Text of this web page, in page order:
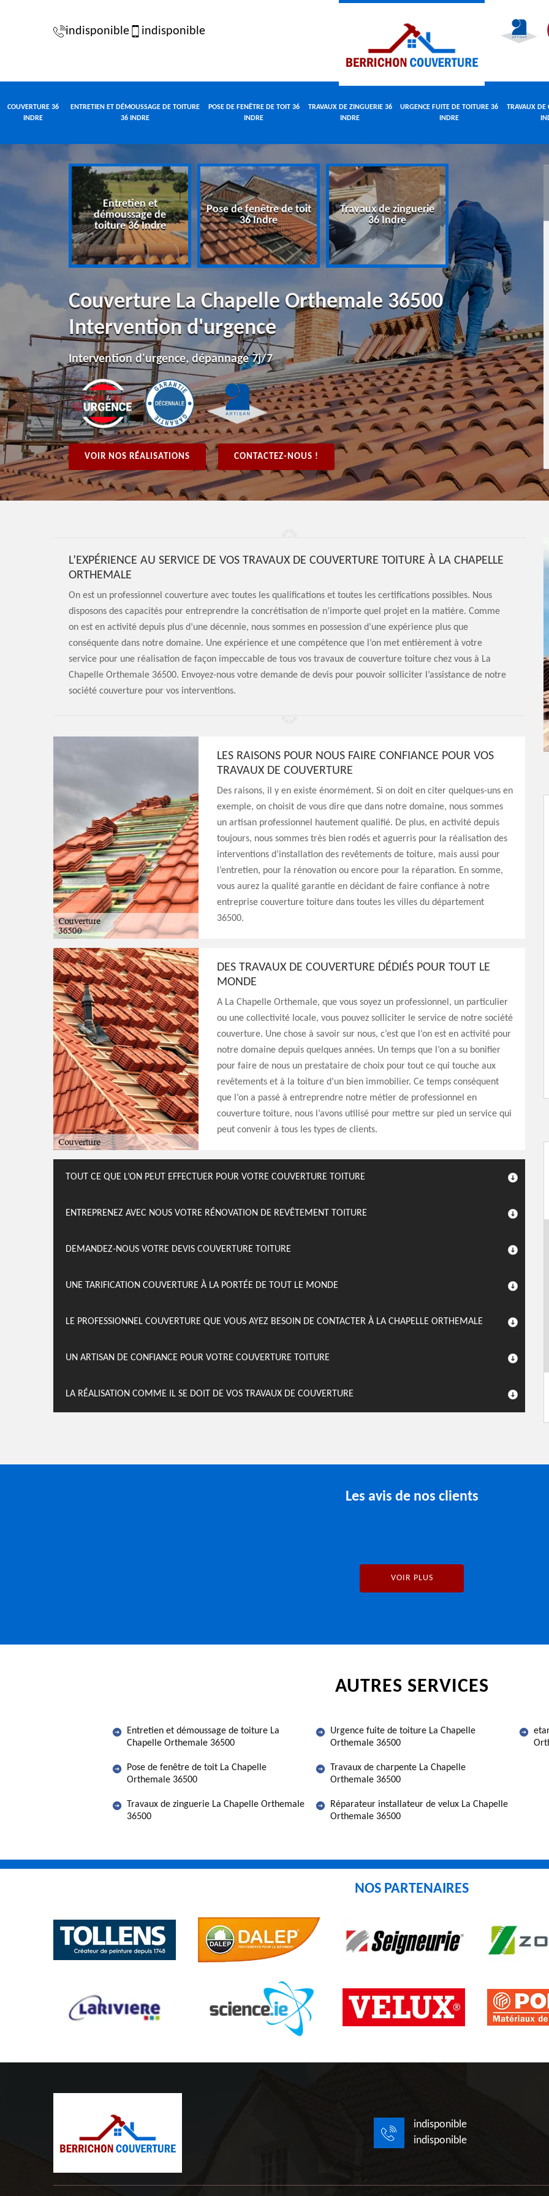
indisponible indisponible
COUVERTURE 36
INDRE
ENTRETIEN ET DÉMOUSSAGE DE TOITURE
36 INDRE
POSE DE FENÊTRE DE TOIT 36
INDRE
TRAVAUX DE ZINGUERIE 36
INDRE
URGENCE FUITE DE TOITURE 36
INDRE
TRAVAUX DE
Entretien et
démoussage de
toiture 36 Indre
Pose de fenêtre de toit
36 Indre
Travaux de zinguerie
36 Indre
Urgence fuite de
toiture 36
Couverture La Chapelle Orthemale 36500
Intervention d'urgence
Intervention d'urgence, dépannage 7j/7
VOIR NOS RÉALISATIONS CONTACTEZ-NOUS !
L’EXPÉRIENCE AU SERVICE DE VOS TRAVAUX DE COUVERTURE TOITURE À LA CHAPELLE
ORTHEMALE
On est un professionnel couverture avec toutes les qualifications et toutes les certifications possibles. Nous
disposons des capacités pour entreprendre la concrétisation de n’importe quel projet en la matière. Comme
on est en activité depuis plus d’une décennie, nous sommes en possession d’une expérience plus que
conséquente dans notre domaine. Une expérience et une compétence que l’on met entièrement à votre
service pour une réalisation de façon impeccable de tous vos travaux de couverture toiture chez vous à La
Chapelle Orthemale 36500. Envoyez-nous votre demande de devis pour pouvoir solliciter l’assistance de notre
société couverture pour vos interventions.
LES RAISONS POUR NOUS FAIRE CONFIANCE POUR VOS
TRAVAUX DE COUVERTURE
Des raisons, il y en existe énormément. Si on doit en citer quelques-uns en
exemple, on choisit de vous dire que dans notre domaine, nous sommes
un artisan professionnel hautement qualifié. De plus, en activité depuis
toujours, nous sommes très bien rodés et aguerris pour la réalisation des
interventions d’installation des revêtements de toiture, mais aussi pour
l’entretien, pour la rénovation ou encore pour la réparation. En somme,
vous aurez la qualité garantie en décidant de faire confiance à notre
entreprise couverture toiture dans toutes les villes du département
36500.
DES TRAVAUX DE COUVERTURE DÉDIÉS POUR TOUT LE
MONDE
A La Chapelle Orthemale, que vous soyez un professionnel, un particulier
ou une collectivité locale, vous pouvez solliciter le service de notre société
couverture. Une chose à savoir sur nous, c’est que l’on est en activité pour
notre domaine depuis quelques années. Un temps que l’on a su bonifier
pour faire de nous un prestataire de choix pour tout ce qui touche aux
revêtements et à la toiture d’un bien immobilier. Ce temps conséquent
que l’on a passé à entreprendre notre métier de professionnel en
couverture toiture, nous l’avons utilisé pour mettre sur pied un service qui
peut convenir à tous les types de clients.
TOUT CE QUE L’ON PEUT EFFECTUER POUR VOTRE COUVERTURE TOITURE
ENTREPRENEZ AVEC NOUS VOTRE RÉNOVATION DE REVÊTEMENT TOITURE
DEMANDEZ-NOUS VOTRE DEVIS COUVERTURE TOITURE
UNE TARIFICATION COUVERTURE À LA PORTÉE DE TOUT LE MONDE
LE PROFESSIONNEL COUVERTURE QUE VOUS AYEZ BESOIN DE CONTACTER À LA CHAPELLE ORTHEMALE
UN ARTISAN DE CONFIANCE POUR VOTRE COUVERTURE TOITURE
LA RÉALISATION COMME IL SE DOIT DE VOS TRAVAUX DE COUVERTURE
Les avis de nos clients
VOIR PLUS
AUTRES SERVICES
Entretien et démoussage de toiture La
Chapelle Orthemale 36500
Pose de fenêtre de toit La Chapelle
Orthemale 36500
Travaux de zinguerie La Chapelle Orthemale
36500
Urgence fuite de toiture La Chapelle
Orthemale 36500
Travaux de charpente La Chapelle
Orthemale 36500
Réparateur installateur de velux La Chapelle
Orthemale 36500
NOS PARTENAIRES
indisponible
indisponible